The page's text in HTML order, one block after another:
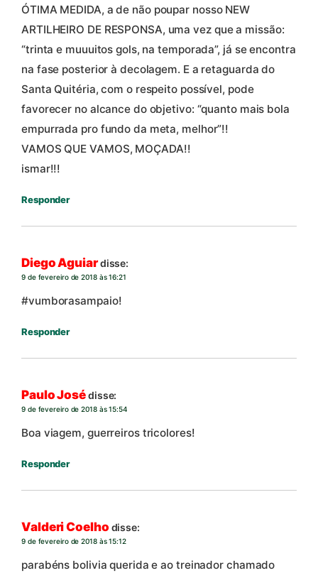
ÓTIMA MEDIDA, a de não poupar nosso NEW
ARTILHEIRO DE RESPONSA, uma vez que a missão:
“trinta e muuuitos gols, na temporada”, já se encontra
na fase posterior à decolagem. E a retaguarda do
Santa Quitéria, com o respeito possível, pode
favorecer no alcance do objetivo: “quanto mais bola
empurrada pro fundo da meta, melhor”!!
VAMOS QUE VAMOS, MOÇADA!!
ismar!!!
Responder
Diego Aguiardisse:
9 de fevereiro de 2018 às 16:21
#vumborasampaio!
Responder
Paulo Josédisse:
9 de fevereiro de 2018 às 15:54
Boa viagem, guerreiros tricolores!
Responder
Valderi Coelho disse:
9 de fevereiro de 2018 às 15:12
parabéns bolivia querida e ao treinador chamado